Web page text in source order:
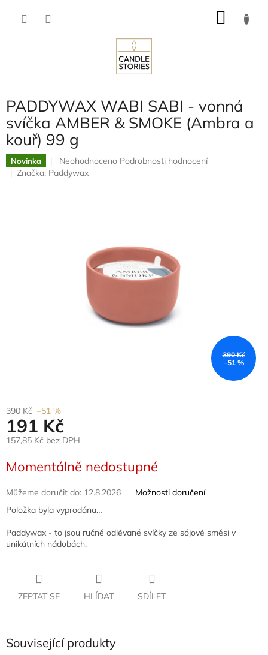
PADDYWAX WABI SABI - vonná
svíčka AMBER & SMOKE (Ambra a
kouř) 99 g
Novinka
Průměrné
hodnocení
Neohodnoceno Podrobnosti hodnocení
Značka: Paddywax
390 Kč
–51 %
390 Kč –51 %
191 Kč
157,85 Kč bez DPH
cena:
Momentálně nedostupné
Můžeme doručit do: 12.8.2026
Možnosti doručení
Položka byla vyprodána…
Paddywax - to jsou ručně odlévané svíčky ze sójové směsi v
unikátních nádobách.
ZEPTAT SE HLÍDAT SDÍLET
Související produkty